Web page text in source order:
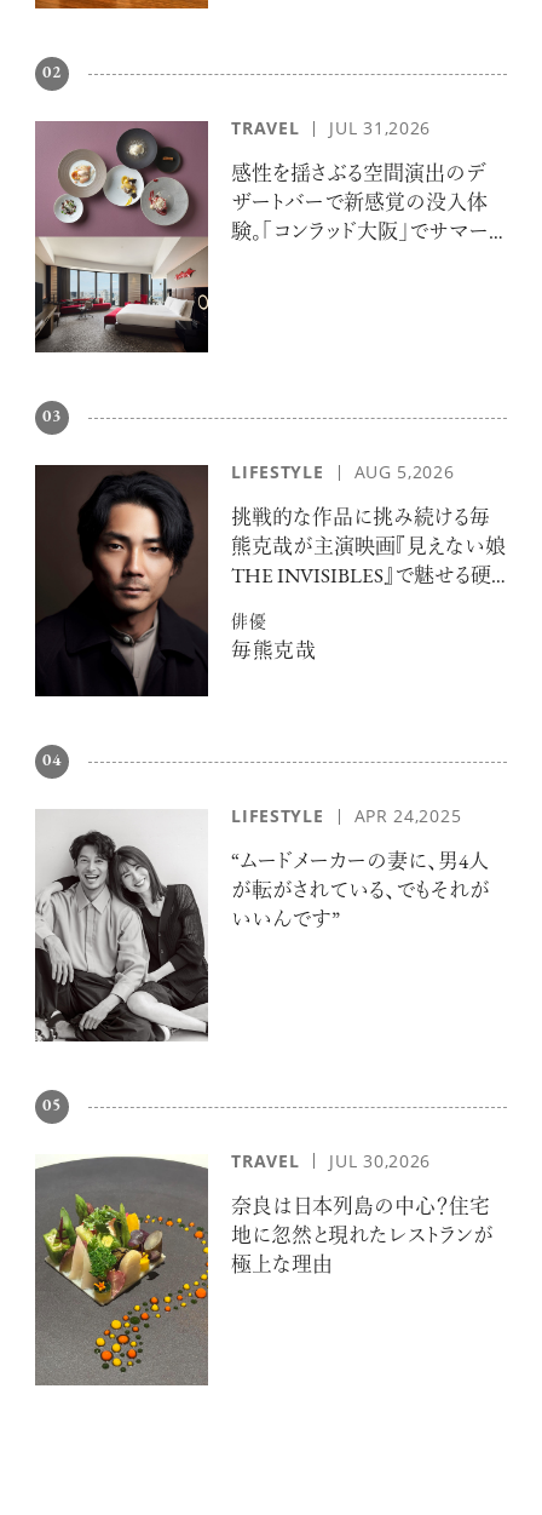
02
TRAVEL JUL 31,2026
感性を揺さぶる空間演出のデ
ザートバーで新感覚の没入体
験。「コンラッド大阪」でサマー
03
LIFESTYLE AUG 5,2026
挑戦的な作品に挑み続ける毎
熊克哉が主演映画『見えない娘
THE INVISIBLES』で魅せる硬
俳優
毎熊克哉
04
LIFESTYLE APR 24,2025
“ムードメーカーの妻に、男4人
が転がされている、でもそれが
いいんです”
05
TRAVEL JUL 30,2026
奈良は日本列島の中心？住宅
地に忽然と現れたレストランが
極上な理由